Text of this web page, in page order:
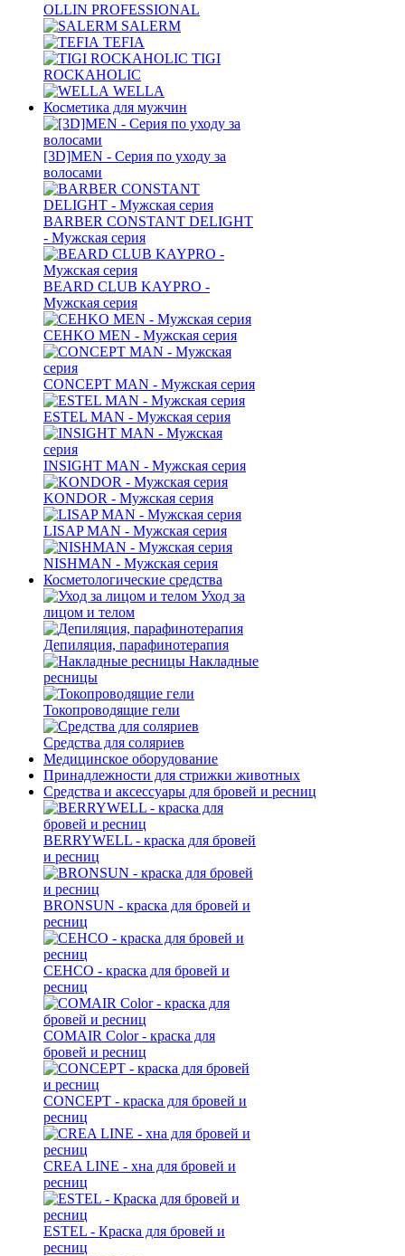
OLLIN PROFESSIONAL
SALERM
TEFIA
TIGI
ROCKAHOLIC
WELLA
Косметика для мужчин
[3D]MEN - Серия по уходу за
волосами
BARBER CONSTANT DELIGHT
- Мужская серия
BEARD CLUB KAYPRO -
Мужская серия
CEHKO MEN - Мужская серия
CONCEPT MAN - Мужская серия
ESTEL MAN - Мужская серия
INSIGHT MAN - Мужская серия
KONDOR - Мужская серия
LISAP MAN - Мужская серия
NISHMAN - Мужская серия
Косметологические средства
Уход за
лицом и телом
Депиляция, парафинотерапия
Накладные
ресницы
Токопроводящие гели
Средства для соляриев
Медицинское оборудование
Принадлежности для стрижки животных
Средства и аксессуары для бровей и ресниц
BERRYWELL - краска для бровей
и ресниц
BRONSUN - краска для бровей и
ресниц
CEHCO - краска для бровей и
ресниц
COMAIR Color - краска для
бровей и ресниц
CONCEPT - краска для бровей и
ресниц
CREA LINE - хна для бровей и
ресниц
ESTEL - Краска для бровей и
ресниц